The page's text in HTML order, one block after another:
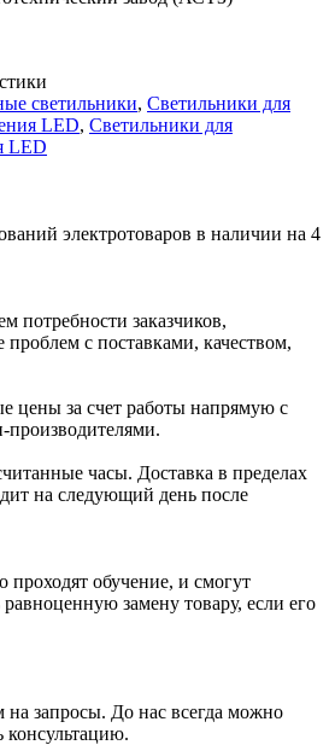
светильники, Светильники для
LED, Светильники для
LED
электротоваров в наличии на 4
потребности заказчиков,
проблем с поставками, качеством,
цены за счет работы напрямую с
часы. Доставка в пределах
на следующий день после
проходят обучение, и смогут
замену товару, если его
на запросы. До нас всегда можно
консультацию.